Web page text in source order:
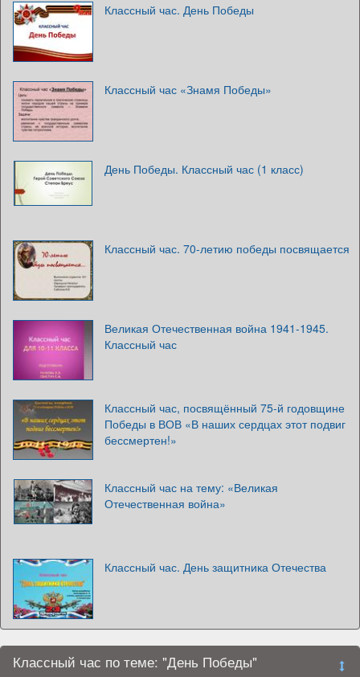
Классный час. День Победы
Классный час «Знамя Победы»
День Победы. Классный час (1 класс)
Классный час. 70-летию победы посвящается
Великая Отечественная война 1941-1945.
Классный час
Классный час, посвящённый 75-й годовщине
Победы в ВОВ «В наших сердцах этот подвиг
бессмертен!»
Классный час на тему: «Великая
Отечественная война»
Классный час. День защитника Отечества
Классный час по теме: "День Победы"